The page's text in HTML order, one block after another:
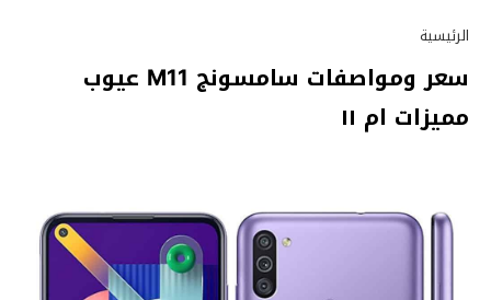
الرئيسية
سعر ومواصفات سامسونج M11 عيوب
مميزات ام ١١